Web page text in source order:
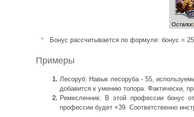
Бонус рассчитывается по формуле: бонус =
Примеры
Лесоруб: Навык лесоруба - 55,
добавится к умению топора. Фактически,
Ремесленник: В этой профессии бонус
профессии будет +39. Соответственно